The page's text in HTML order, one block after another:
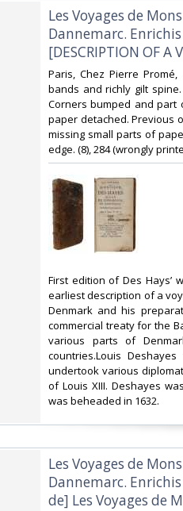
‎Les Voyages de
Dannemarc.
[DESCRIPTION OF A
‎Paris, Chez Pierre
bands and richly gilt
Corners bumped and
paper detached. Previous
missing small parts of
edge. (8), 284 (wrongly
‎First edition of Des Hays’
earliest description of a
Denmark and his
commercial treaty for the
various parts of
countries.Louis
undertook various
of Louis XIII. Deshayes
was beheaded in 1632.‎
‎Les Voyages de
Dannemarc.
de] Les Voyages de